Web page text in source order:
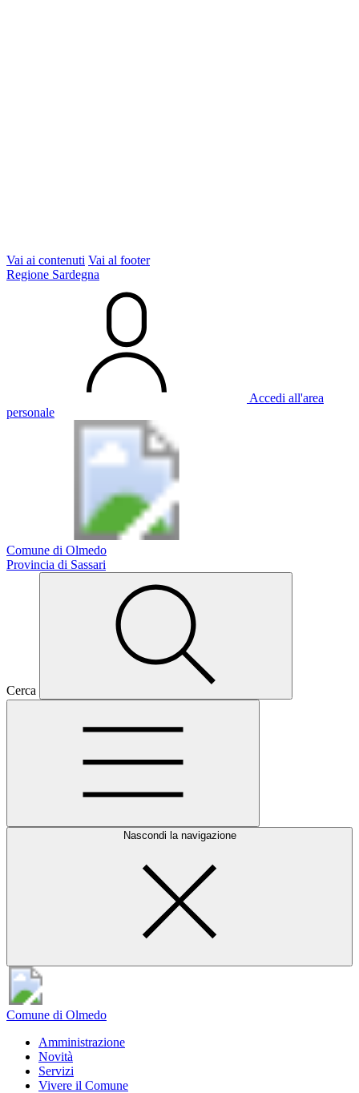
Vai ai contenuti Vai al footer
Regione Sardegna
Accedi all'area
personale
Comune di Olmedo
Provincia di Sassari
Cerca
Nascondi la navigazione
Comune di Olmedo
Amministrazione
Novità
Servizi
Vivere il Comune